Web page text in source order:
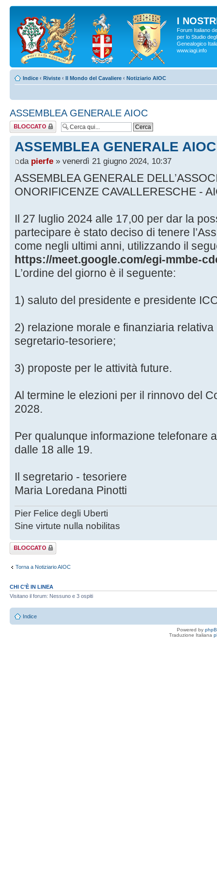
I
Forum Italiano
per lo Studio
Genealogico
www.iagi.info
Indice ‹ Riviste ‹ Il Mondo del Cavaliere ‹ Notiziario AIOC
ASSEMBLEA GENERALE AIOC
Argomento
bloccato
ASSEMBLEA GENERALE AIOC
da pierfe » venerdì 21 giugno 2024, 10:37
ASSEMBLEA GENERALE
ONORIFICENZE CAVALLERESCHE -
Il 27 luglio 2024 alle 17,00 per dar la
partecipare è stato deciso di tenere
come negli ultimi anni, utilizzando il
https://meet.google.com/egi-mmbe-
L’ordine del giorno è il seguente:
1) saluto del presidente e presidente
2) relazione morale e finanziaria
segretario-tesoriere;
3) proposte per le attività future.
Al termine le elezioni per il rinnovo del
2028.
Per qualunque informazione telefonare
dalle 18 alle 19.
Il segretario - tesoriere
Maria Loredana Pinotti
Pier Felice degli Uberti
Sine virtute nulla nobilitas
Argomento
bloccato
Torna a Notiziario AIOC
CHI C’È IN LINEA
Visitano il forum: Nessuno e 3 ospiti
Indice
Powered by
Traduzione Italiana